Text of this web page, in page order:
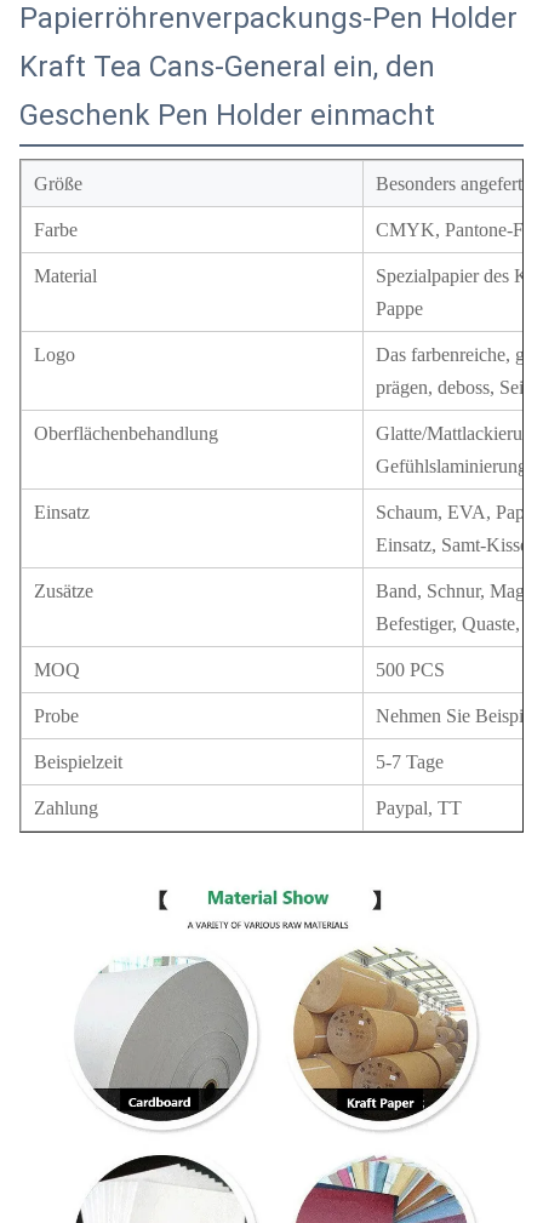
Papierröhrenverpackungs-Pen Holder
Kraft Tea Cans-General ein, den
Geschenk Pen Holder einmacht
Größe Besonders angefertigt
Farbe CMYK, Pantone-
Material
Spezialpapier des
Pappe
Logo
Das farbenreiche,
prägen, deboss,
Oberflächenbehandlung
Glatte/
Gefühlslaminierung
Einsatz
Schaum, EVA,
Einsatz, Samt-Kissen
Zusätze
Band, Schnur,
Befestiger, Quaste,
MOQ 500 PCS
Probe Nehmen Sie
Beispielzeit 5-7 Tage
Zahlung Paypal, TT